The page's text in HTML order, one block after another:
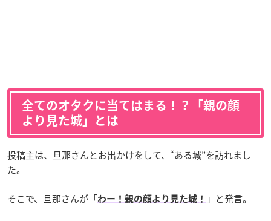
全てのオタクに当てはまる！？「親の顔
より見た城」とは
投稿主は、旦那さんとお出かけをして、“ある城”を訪れまし
た。
そこで、旦那さんが「わー！親の顔より見た城！ 」と発言。